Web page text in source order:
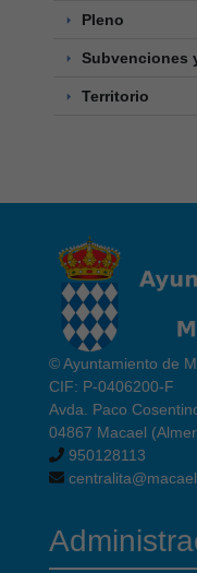
Pleno
Subvenciones
Territorio
© Ayuntamiento de
CIF: P-0406200-F
Avda. Paco
04867 Macael
950128113